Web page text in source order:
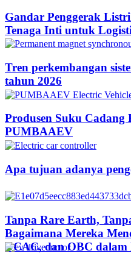
Gandar Penggerak
Tenaga Inti untuk
Tren perkembangan
tahun 2026
Produsen Suku
PUMBAAEV
Apa tujuan adanya
Tanpa Rare Earth,
Bagaimana Mereka
DCAC, dan OBC dalam